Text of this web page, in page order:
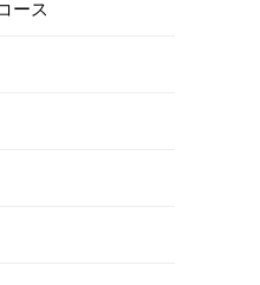
ース